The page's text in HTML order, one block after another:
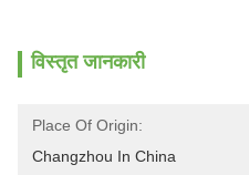
विस्तृत जानकारी
Place Of Origin:
Changzhou In China